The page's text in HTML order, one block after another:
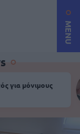
MENU
για μόνιμους